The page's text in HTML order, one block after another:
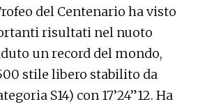
del Centenario ha visto
risultati nel nuoto
un record del mondo,
stile libero stabilito da
S14) con 17’24”12. Ha